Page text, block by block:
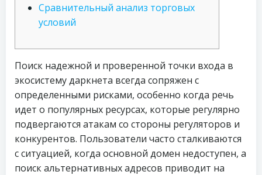
Сравнительный анализ торговых
условий
Поиск надежной и проверенной точки входа в
экосистему даркнета всегда сопряжен с
определенными рисками, особенно когда речь
идет о популярных ресурсах, которые регулярно
подвергаются атакам со стороны регуляторов и
конкурентов. Пользователи часто сталкиваются
с ситуацией, когда основной домен недоступен, а
поиск альтернативных адресов приводит на